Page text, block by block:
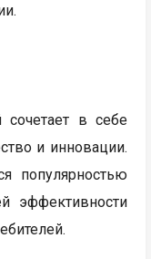
в себе
и инновации.
популярностью
эффективности